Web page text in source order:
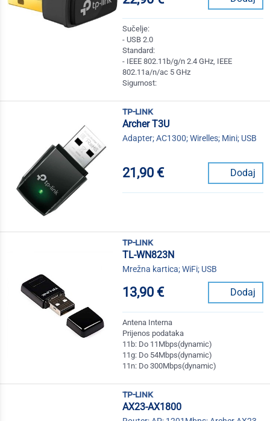
Sučelje:
- USB 2.0
Standard:
- IEEE 802.11b/g/n 2.4 GHz, IEEE
802.11a/n/ac 5 GHz
Sigurnost:
tp-link
Archer T3U
Adapter; AC1300; Wirelles; Mini; USB
21,90 € Dodaj
tp-link
TL-WN823N
Mrežna kartica; WiFi; USB
13,90 € Dodaj
Antena Interna
Prijenos podataka
11b: Do 11Mbps(dynamic)
11g: Do 54Mbps(dynamic)
11n: Do 300Mbps(dynamic)
tp-link
AX23-AX1800